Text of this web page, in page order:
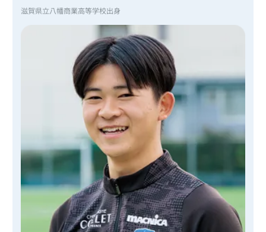
滋賀県立八幡商業高等学校出身